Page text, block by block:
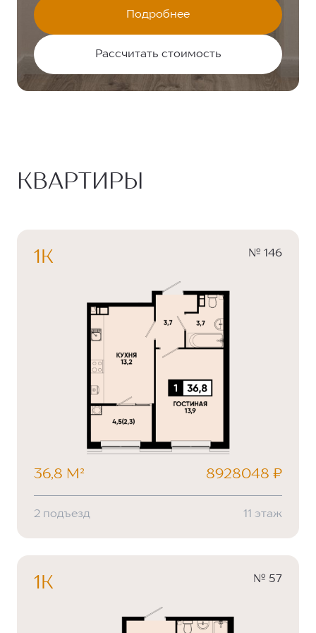
Подробнее
Рассчитать стоимость
КВАРТИРЫ
1К № 146
36,8 М² 8928048 ₽
2 подъезд 11 этаж
1К № 57